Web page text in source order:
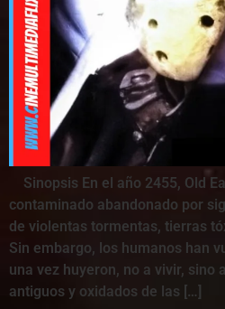
Sinopsis En el año 2455, Old
contaminado abandonado por
de violentas tormentas, tierras
Sin embargo, los humanos han
una vez huyeron, no a vivir, sino
antiguos y oxidados de las […]